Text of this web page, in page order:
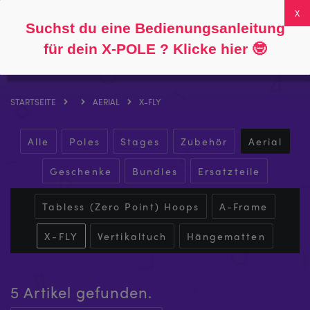
0
STARTSEITE AERIAL X-FLY
Alle Poles Stages Zubehör Aerial
Geschenke Bundles Ersatzteile
Tabless (Zero Point) Hoops A-Frame
X-FLY Vertikaltuch Hängematten
5 Artikel gefunden.
Suchst du eine Bedienungsanleitung
für dein X-POLE ? Klicke hier 🤓